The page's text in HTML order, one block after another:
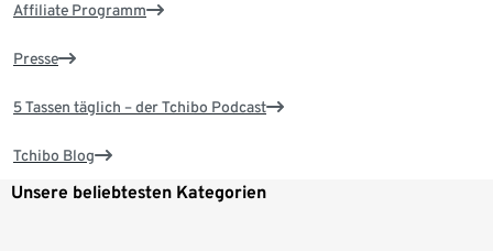
Affiliate Programm
Presse
5 Tassen täglich – der Tchibo Podcast
Tchibo Blog
Unsere beliebtesten Kategorien